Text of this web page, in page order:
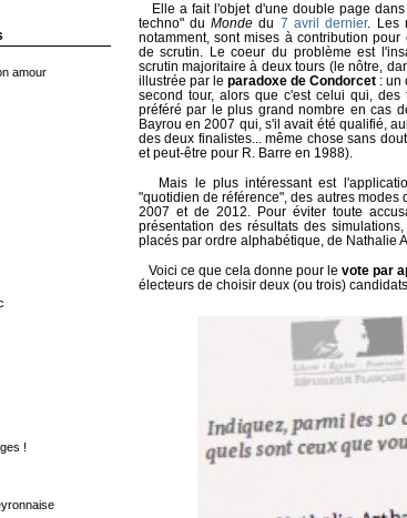
amour
!
Elle a fait l'objet d'une double page dans
techno" duMonde du 7 avril dernier. Les
notamment, sont mises à contribution pour
de scrutin. Le coeur du problème est
scrutin majoritaire à deux tours (le nôtre,
illustrée par le paradoxe de Condorcet: un
second tour, alors que c'est celui qui, des
préféré par le plus grand nombre en cas
Bayrou en 2007 qui, s'il avait été qualifié,
des deux finalistes... même chose sans
et peut-être pour R. Barre en 1988).
Mais le plus intéressant est
"quotidien de référence", des autres modes
2007 et de 2012. Pour éviter toute
présentation des résultats des
placés par ordre alphabétique, de Nathalie
Voici ce que cela donne pour levote par
électeurs de choisir deux (ou trois)